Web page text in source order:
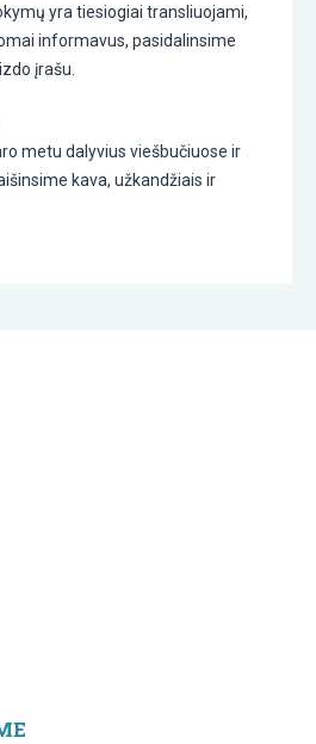
yra tiesiogiai transliuojami,
informavus, pasidalinsime
įrašu.
metu dalyvius viešbučiuose ir
kava, užkandžiais ir